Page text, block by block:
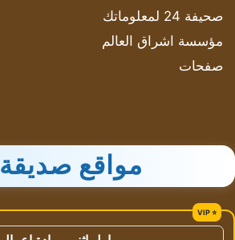
صحيفة 24 لمعلوماتك
مؤسسة اشراق العالم
صفحات
مواقع صديقة